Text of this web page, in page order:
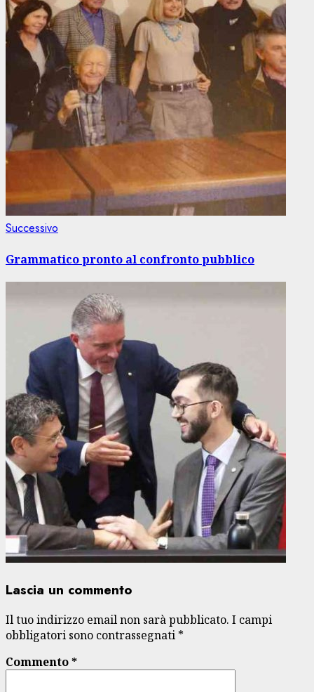
Successivo
Grammatico pronto al confronto pubblico
Lascia un commento
Il tuo indirizzo email non sarà pubblicato. I campi
obbligatori sono contrassegnati *
Commento*